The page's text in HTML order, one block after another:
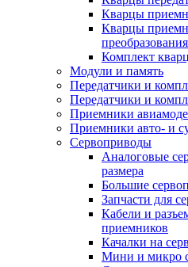
Кварцы
Кварцы
преобразования
Комплект
Модули и память
Передатчики и
Передатчики и
Приемники
Приемники авто- и
Сервоприводы
Аналоговые
размера
Большие
Запчасти для
Кабели и
приемников
Качалки на
Мини и микро